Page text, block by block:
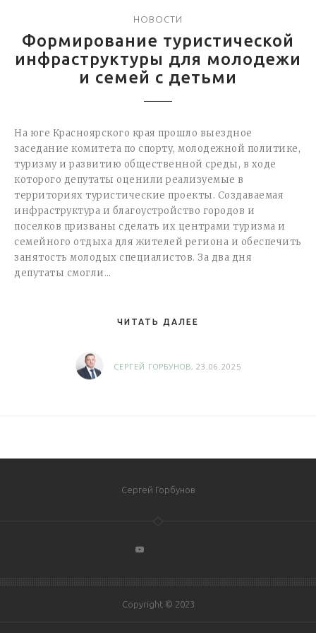
НОВОСТИ
Формирование туристической
инфраструктуры для молодежи
и семей с детьми
На юге Красноярского края прошло выездное
заседание комитета по спорту, молодежной политике,
туризму и развитию общественной среды, в ходе
которого депутаты оценили реализуемые в
территориях туристические проекты. Создаваемая
инфраструктура и благоустройство городов и
поселков призваны сделать их центрами туризма и
семейного отдыха для жителей региона и обеспечить
занятость молодых специалистов. За два дня
депутаты смогли…
ЧИТАТЬ ДАЛЕЕ
СЕРГЕЙ ГОРБУНОВ, 23.06.2025
Сергей Горбунов
Copyright © 2023